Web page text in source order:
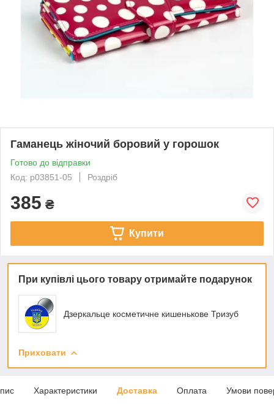
Гаманець жіночий боровий у горошок
Готово до відправки
Код: p03851-05
Роздріб
385 ₴
Купити
При купівлі цього товару отримайте подарунок
Дзеркальце косметичне кишенькове Тризуб
Приховати
Характеристики Доставка Оплата Умови